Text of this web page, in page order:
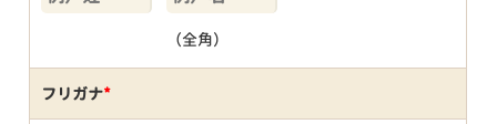
（全角）
フリガナ*